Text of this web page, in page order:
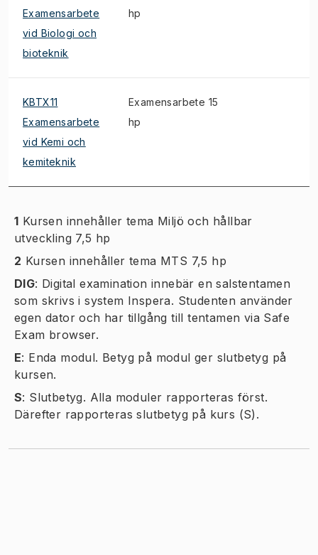
Examensarbete
vid Biologi och
bioteknik
hp
KBTX11
Examensarbete
vid Kemi och
kemiteknik
Examensarbete 15
hp
1 Kursen innehåller tema Miljö och hållbar
utveckling 7,5 hp
2 Kursen innehåller tema MTS 7,5 hp
DIG: Digital examination innebär en salstentamen
som skrivs i system Inspera. Studenten använder
egen dator och har tillgång till tentamen via Safe
Exam browser.
E: Enda modul. Betyg på modul ger slutbetyg på
kursen.
S: Slutbetyg. Alla moduler rapporteras först.
Därefter rapporteras slutbetyg på kurs (S).